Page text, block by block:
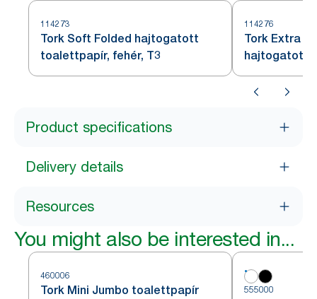
114273
Tork Soft Folded hajtogatott
toalettpapír, fehér, T3
114276
Tork Extra
hajtogatott
T3
Product specifications
Delivery details
Resources
You might also be interested in...
460006
Tork Mini Jumbo toalettpapír
555000